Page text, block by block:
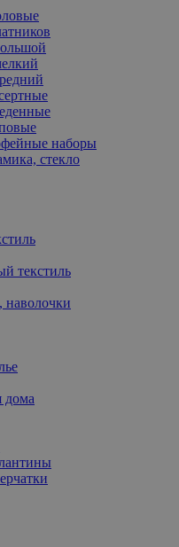
наборы
стекло
текстиль
наволочки
дома